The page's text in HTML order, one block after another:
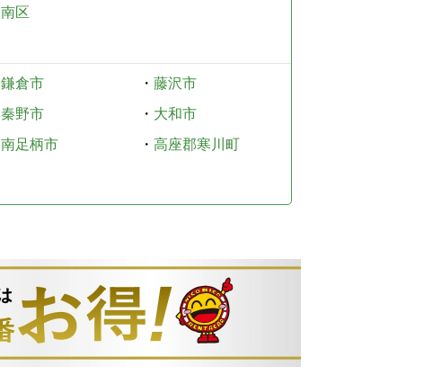
南区
鎌倉市 ・ 藤沢市
秦野市 ・ 大和市
南足柄市 ・ 高座郡寒川町